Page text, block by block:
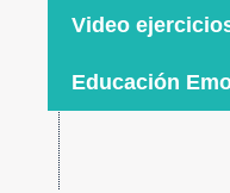
Video
Educación